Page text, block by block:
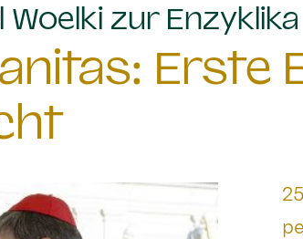
zur Enzyklika
Erste